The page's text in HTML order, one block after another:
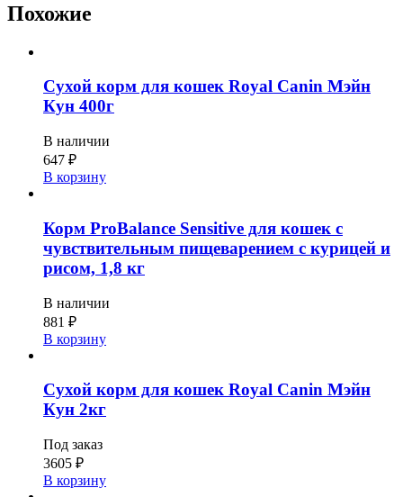
Похожие
Сухой корм для кошек Royal Canin Мэйн
Кун 400г
В наличии
647 ₽
В корзину
Корм ProBalance Sensitive для кошек с
чувствительным пищеварением с курицей и
рисом, 1,8 кг
В наличии
881 ₽
В корзину
Сухой корм для кошек Royal Canin Мэйн
Кун 2кг
Под заказ
3605 ₽
В корзину